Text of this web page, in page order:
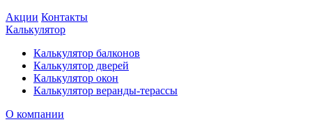
Акции Контакты
Калькулятор
Калькулятор балконов
Калькулятор дверей
Калькулятор окон
Калькулятор веранды-терассы
О компании